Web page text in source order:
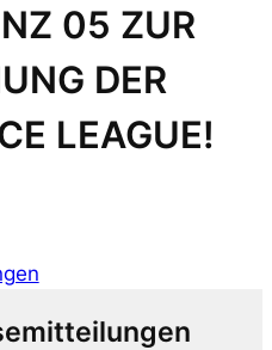
05 ZUR
DER
LEAGUE!